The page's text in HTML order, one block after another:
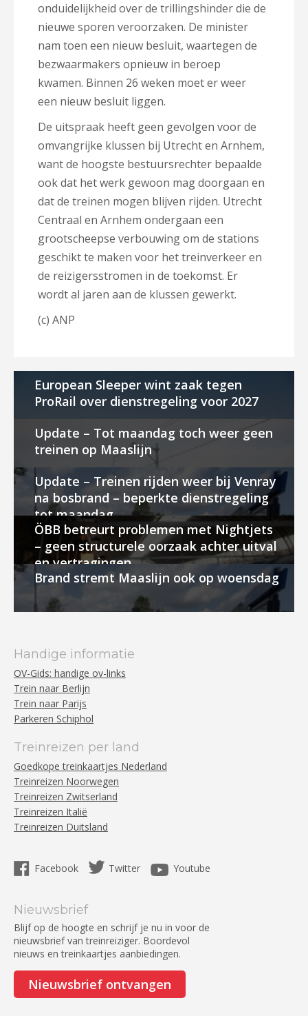
onduidelijkheid over de trillingshinder die de
nieuwe sporen veroorzaken. De minister
nam toen een nieuw besluit, waartegen de
bezwaarmakers opnieuw in beroep
kwamen. Binnen 26 weken moet er weer
een nieuw besluit liggen.
De uitspraak heeft geen gevolgen voor de
omvangrijke klussen bij Utrecht en Arnhem,
want de hoogste bestuursrechter bepaalde
ook dat het werk gewoon mag doorgaan en
dat de treinen mogen blijven rijden. Utrecht
Centraal en Arnhem ondergaan een
grootscheepse verbouwing om de stations
geschikt te maken voor het treinverkeer en
de reizigersstromen in de toekomst. Er
wordt al jaren aan de klussen gewerkt.
(c) ANP
European Sleeper wint zaak tegen
ProRail over dienstregeling voor 2027
Update – Tot maandag toch weer geen
treinen op Maaslijn
Update – Treinen rijden weer bij Venray
na bosbrand – beperkte dienstregeling
tot maandag
ÖBB betreurt problemen met Nightjets
– geen structurele oorzaak achter uitval
en vertragingen
Brand stremt Maaslijn ook op woensdag
Handige informatie
OV-Gids: handige ov-links
Trein naar Berlijn
Trein naar Parijs
Parkeren Schiphol
Treinreizen per land
Goedkope treinkaartjes Nederland
Treinreizen Noorwegen
Treinreizen Zwitserland
Treinreizen Italië
Treinreizen Duitsland
Facebook Twitter Youtube
Nieuwsbrief
Blijf op de hoogte en schrijf je nu in voor de
nieuwsbrief van treinreiziger. Boordevol
nieuws en treinkaartjes aanbiedingen.
Nieuwsbrief ontvangen